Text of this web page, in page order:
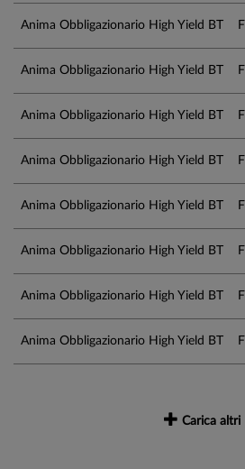
Anima Obbligazionario High Yield BT F
Anima Obbligazionario High Yield BT F
Anima Obbligazionario High Yield BT F
Anima Obbligazionario High Yield BT F
Anima Obbligazionario High Yield BT F
Anima Obbligazionario High Yield BT F
Anima Obbligazionario High Yield BT F
Anima Obbligazionario High Yield BT F
Carica altri